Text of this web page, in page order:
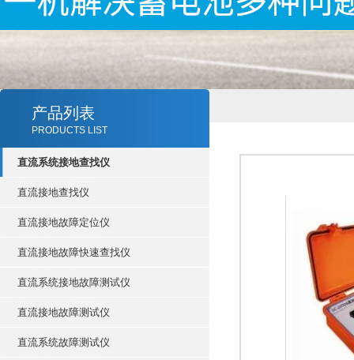
产品列表
PRODUCTS LIST
直流系统接地查找仪
直流接地查找仪
直流接地故障定位仪
直流接地故障快速查找仪
直流系统接地故障测试仪
直流接地故障测试仪
直流系统故障测试仪